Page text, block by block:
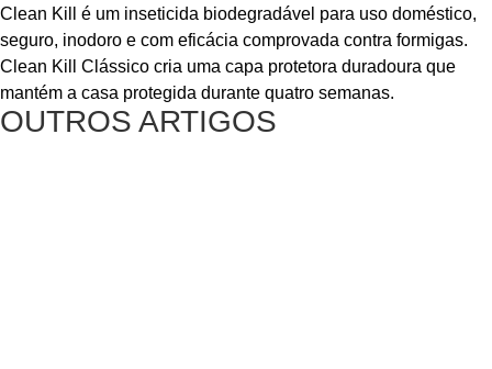
Clean Kill é um inseticida biodegradável para uso doméstico,
seguro, inodoro e com eficácia comprovada contra formigas.
Clean Kill Clássico cria uma capa protetora duradoura que
mantém a casa protegida durante quatro semanas.
OUTROS ARTIGOS